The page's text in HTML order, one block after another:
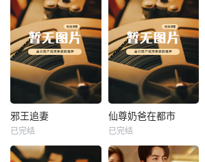
热播
邪王追妻
未知
邪王追妻
已完结
热播
未知
仙尊奶爸在都市
已完结